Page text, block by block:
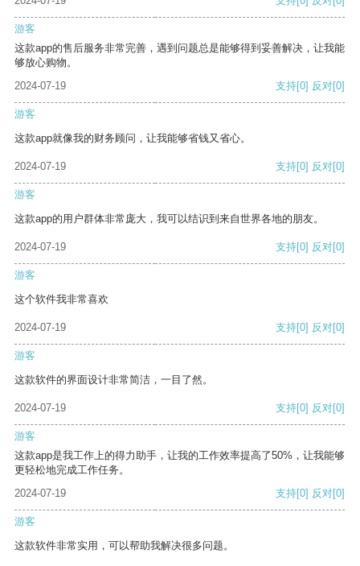
游客
这款app的售后服务非常完善，遇到问题总是能够得到妥善解决，让我能
够放心购物。
2024-07-19
支持[0] 反对[0]
游客
这款app就像我的财务顾问，让我能够省钱又省心。
2024-07-19 支持[0] 反对[0]
游客
这款app的用户群体非常庞大，我可以结识到来自世界各地的朋友。
2024-07-19 支持[0] 反对[0]
游客
这个软件我非常喜欢
2024-07-19 支持[0] 反对[0]
游客
这款软件的界面设计非常简洁，一目了然。
2024-07-19 支持[0] 反对[0]
游客
这款app是我工作上的得力助手，让我的工作效率提高了50%，让我能够
更轻松地完成工作任务。
2024-07-19
支持[0] 反对[0]
游客
这款软件非常实用，可以帮助我解决很多问题。